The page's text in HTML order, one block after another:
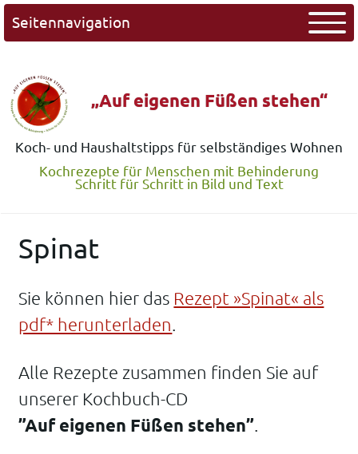
Seitennavigation
„Auf eigenen Füßen stehen“
Koch- und Haushaltstipps für selbständiges Wohnen
Kochrezepte für Menschen mit Behinderung
Schritt für Schritt in Bild und Text
Spinat
Sie können hier das Rezept »Spinat« als
pdf* herunterladen.
Alle Rezepte zusammen finden Sie auf
unserer Kochbuch-CD
”Auf eigenen Füßen stehen”.